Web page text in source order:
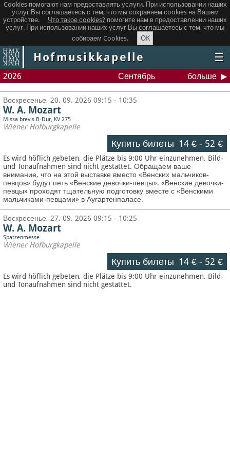
Cookies помогают нам предоставлять услуги. При использовании наших
услуг Вы соглашаетесь с тем, что мы сохраняем сookies на Вашем
устройстве.
Что такое сookies? помогите нам в предоставлении наших
услуг. При использовании наших услуг Вы соглашаетесь с тем, что мы
собираем Cookies.
OK
Hofmusikkapelle ☰
2026 Сентябрь больше
Воскресенье, 20. 09. 2026 09:15 - 10:35
W. A. Mozart
Missa brevis B-Dur, KV 275
Wiener Hofburgkapelle
Купить билеты 14 €- 52 €
Es wird höflich gebeten, die Plätze bis 9:00 Uhr einzunehmen. Bild-
und Tonaufnahmen sind nicht gestattet.Обращаем ваше
внимание, что на этой выставке вместо «Венских мальчиков-
певцов» будут петь «Венские девочки-певцы». «Венские девочки-
певцы» проходят тщательную подготовку вместе с «Венскими
мальчиками-певцами» в Аугартенпаласе.
Воскресенье, 27. 09. 2026 09:15 - 10:25
W. A. Mozart
Spatzenmesse
Wiener Hofburgkapelle
Купить билеты 14 €- 52 €
Es wird höflich gebeten, die Plätze bis 9:00 Uhr einzunehmen. Bild-
und Tonaufnahmen sind nicht gestattet.